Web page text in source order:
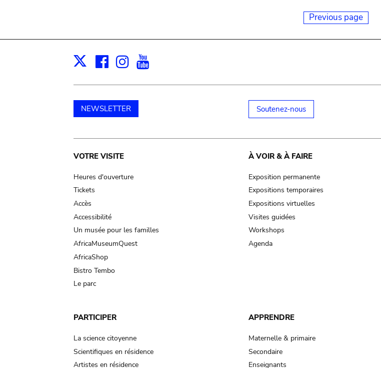
Previous page
X Facebook
Instagram
NEWSLETTER Soutenez-nous
Main
navigation
VOTRE VISITE
Heures d'ouverture
Tickets
Accès
Accessibilité
Un musée pour les familles
AfricaMuseumQuest
AfricaShop
Bistro Tembo
Le parc
À VOIR & À FAIRE
Exposition permanente
Expositions temporaires
Expositions virtuelles
Visites guidées
Workshops
Agenda
PARTICIPER
La science citoyenne
Scientifiques en résidence
Artistes en résidence
APPRENDRE
Maternelle & primaire
Secondaire
Enseignants